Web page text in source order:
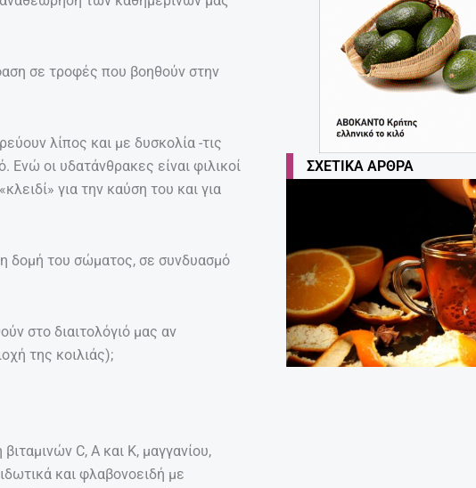
σε τροφές που βοηθούν στην
λίπος και με δυσκολία -τις
οι υδατάνθρακες είναι φιλικοί
για την καύση του και για
δομή του σώματος, σε συνδυασμό
στο διαιτολόγιό μας αν
της κοιλιάς);
C, Α και Κ, μαγγανίου,
και φλαβονοειδή με
ΣΧΕΤΙΚΆ ΆΡΘΡΑ